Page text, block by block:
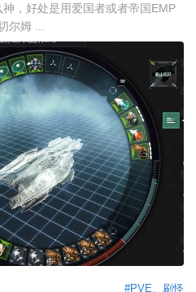
，好处是用爱国者或者帝国EMP
尔姆 ...
#PVE、刷怪